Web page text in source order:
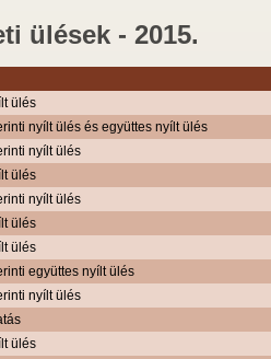
ülések - 2015.
ülés
nyílt ülés és együttes nyílt ülés
nyílt ülés
ülés
nyílt ülés
ülés
ülés
együttes nyílt ülés
nyílt ülés
ülés